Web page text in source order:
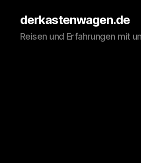
derkastenwagen.de
Reisen und Erfahrungen mit